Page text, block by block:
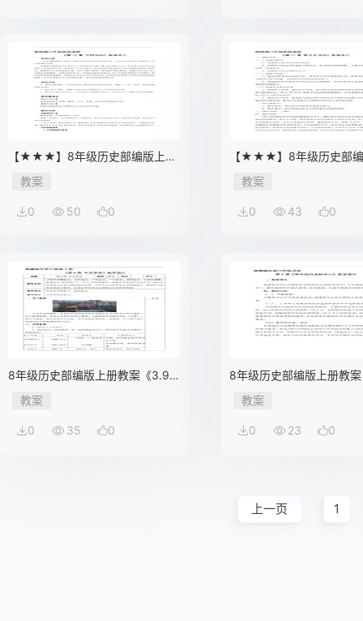
【★★★】8年级历史部编版上册
教案《4.13 五四运动》
教案
0 50 0
【★★★】8年级历史部
教案《4.12 新文化运动》
教案
0 43 0
8年级历史部编版上册教案《3.9
辛亥革命》01
教案
0 35 0
8年级历史部编版上册教
革命先行者孙中山》02
教案
0 23 0
上一页 1